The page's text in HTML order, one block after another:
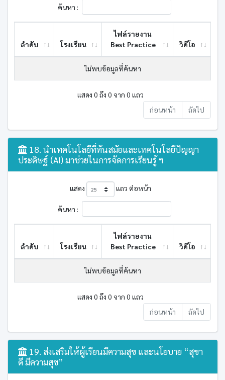
ค้นหา :
ลำดับ โรงเรียน
ไฟล์รายงาน
Best ​Practice
วิดีโอ
ไม่พบข้อมูลที่ค้นหา
แสดง 0 ถึง 0 จาก 0 แถว
ก่อนหน้า
ถัดไป
18. นำเทคโนโลยีที่ทันสมัยและเทคโนโลยีปัญญา
ประดิษฐ์ (AI) มาช่วยในการจัดการเรียนรู้ ฯ
แสดง แถว ต่อหน้า
ค้นหา :
ลำดับ โรงเรียน
ไฟล์รายงาน
Best ​Practice
วิดีโอ
ไม่พบข้อมูลที่ค้นหา
แสดง 0 ถึง 0 จาก 0 แถว
ก่อนหน้า
ถัดไป
19. ส่งเสริมให้ผู้เรียนมีความสุข และนโยบาย “สุขา
ดี มีความสุข”